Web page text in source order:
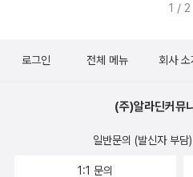
1 / 2
로그인 전체 메뉴 회사 소
(주)알라딘커뮤
일반문의 (발신자 부담)
1:1 문의